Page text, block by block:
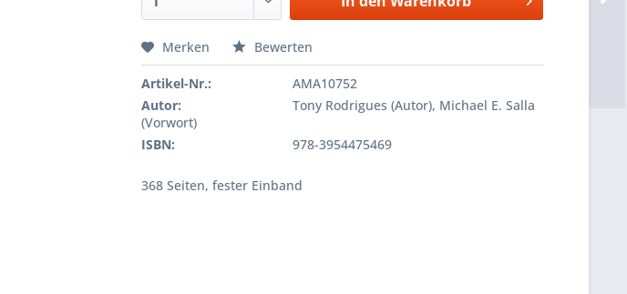
Merken Bewerten
Artikel-Nr.:
AMA10752
Autor:
Tony Rodrigues (Autor), Michael E. Salla
(Vorwort)
ISBN:
978-3954475469
368 Seiten, fester Einband